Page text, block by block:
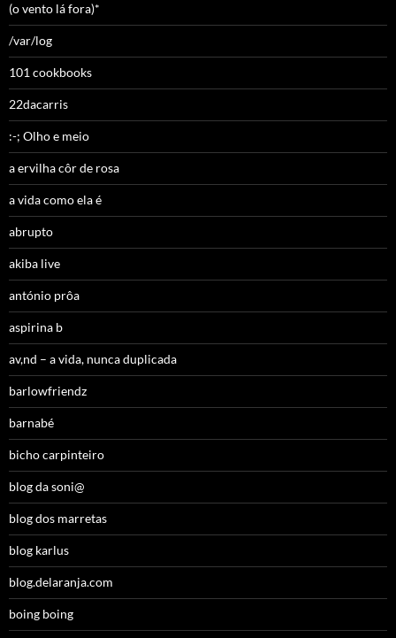
(o vento lá fora)*
/var/log
101 cookbooks
22dacarris
:-; Olho e meio
a ervilha côr de rosa
a vida como ela é
abrupto
akiba live
antónio prôa
aspirina b
av,nd – a vida, nunca duplicada
barlowfriendz
barnabé
bicho carpinteiro
blog da soni@
blog dos marretas
blog karlus
blog.delaranja.com
boing boing